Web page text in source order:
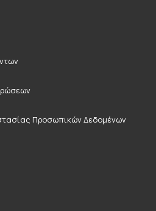
Προσωπικών Δεδομένων